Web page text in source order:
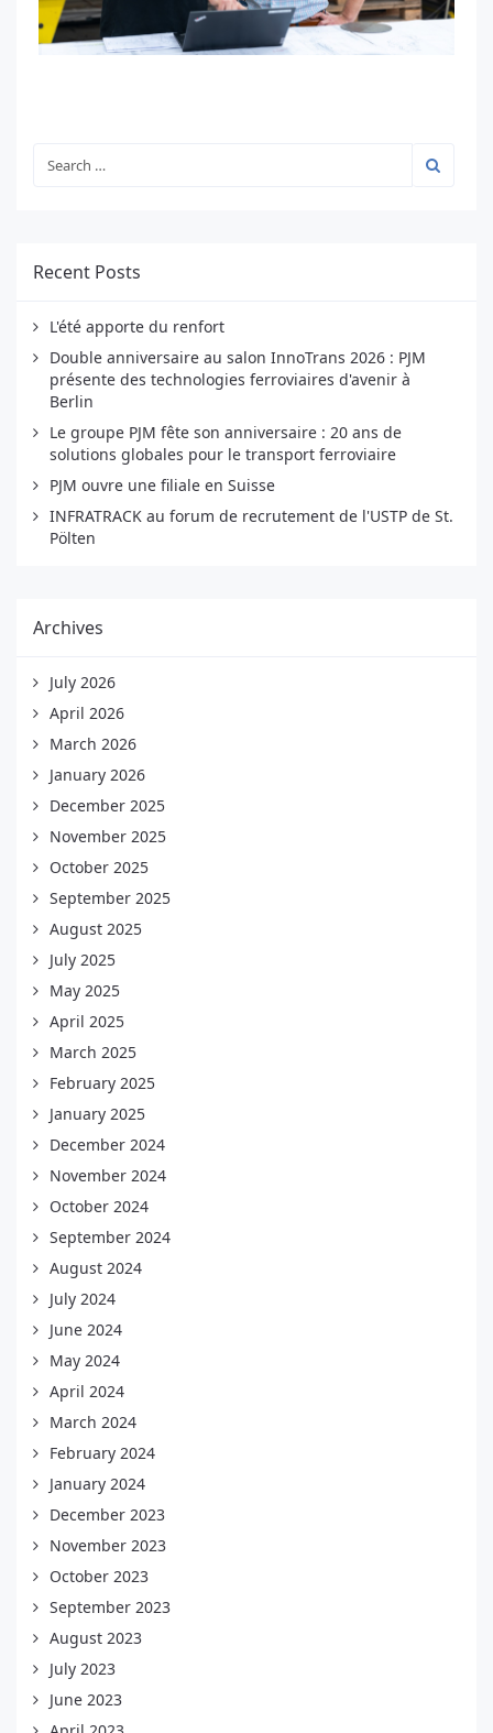
Recent Posts
L'été apporte du renfort
Double anniversaire au salon InnoTrans 2026 : PJM
présente des technologies ferroviaires d'avenir à
Berlin
Le groupe PJM fête son anniversaire : 20 ans de
solutions globales pour le transport ferroviaire
PJM ouvre une filiale en Suisse
INFRATRACK au forum de recrutement de l'USTP de St.
Pölten
Archives
July 2026
April 2026
March 2026
January 2026
December 2025
November 2025
October 2025
September 2025
August 2025
July 2025
May 2025
April 2025
March 2025
February 2025
January 2025
December 2024
November 2024
October 2024
September 2024
August 2024
July 2024
June 2024
May 2024
April 2024
March 2024
February 2024
January 2024
December 2023
November 2023
October 2023
September 2023
August 2023
July 2023
June 2023